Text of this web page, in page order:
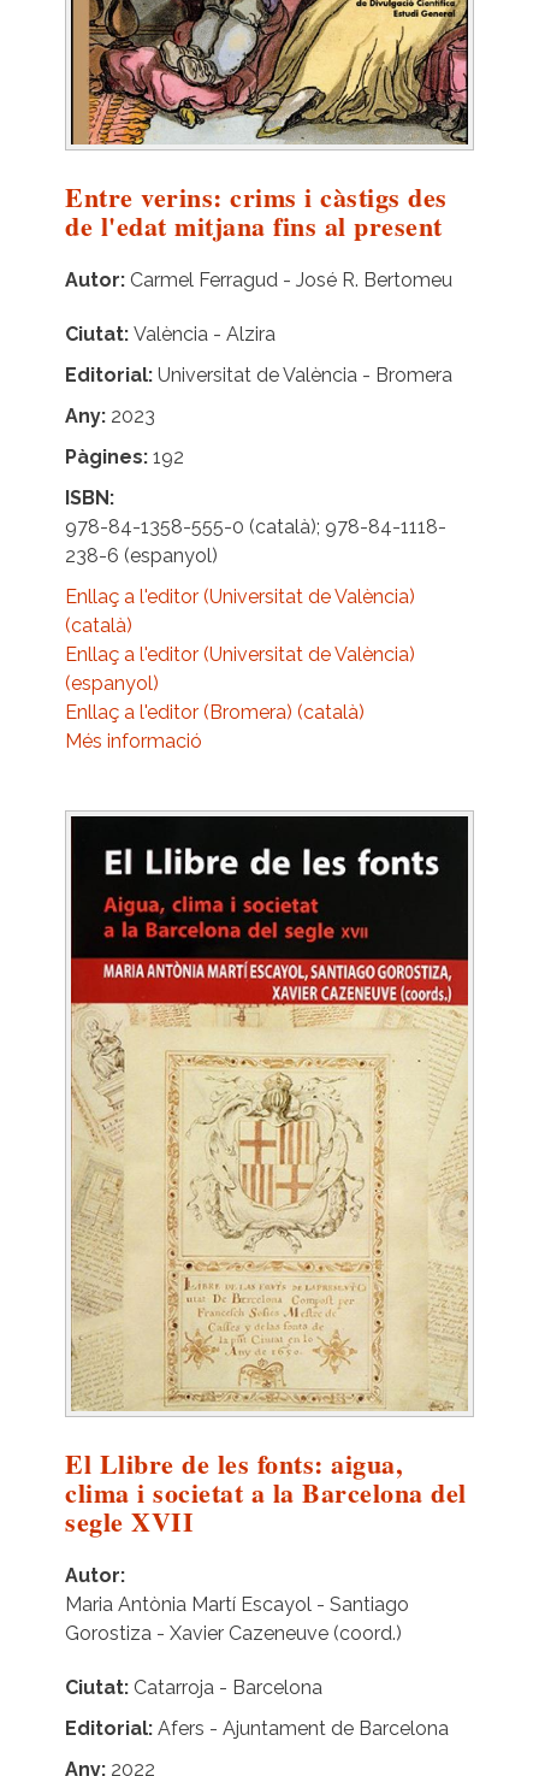
Entre verins: crims i càstigs des
de l'edat mitjana fins al present
Autor Carmel Ferragud - José R. Bertomeu
Ciutat València - Alzira
Editorial Universitat de València - Bromera
Any 2023
Pàgines 192
ISBN
978-84-1358-555-0 (català); 978-84-1118-
238-6 (espanyol)
Enllaç a l'editor (Universitat de València)
(català)
Enllaç a l'editor (Universitat de València)
(espanyol)
Enllaç a l'editor (Bromera) (català)
Més informació
Image
El Llibre de les fonts: aigua,
clima i societat a la Barcelona del
segle XVII
Autor
Maria Antònia Martí Escayol - Santiago
Gorostiza - Xavier Cazeneuve (coord.)
Ciutat Catarroja - Barcelona
Editorial Afers - Ajuntament de Barcelona
Any 2022